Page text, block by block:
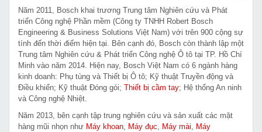
Năm 2011, Bosch khai trương Trung tâm Nghiên cứu và Phát
triển Công nghệ Phần mềm (Công ty TNHH Robert Bosch
Engineering & Business Solutions Việt Nam) với trên 900 cộng sự
tính đến thời điểm hiện tại. Bên cạnh đó, Bosch còn thành lập một
Trung tâm Nghiên cứu & Phát triển Công nghệ Ô tô tại TP. Hồ Chí
Minh vào năm 2014. Hiện nay, Bosch Việt Nam có 6 ngành hàng
kinh doanh: Phụ tùng và Thiết bị Ô tô; Kỹ thuật Truyền động và
Điều khiển; Kỹ thuật Đóng gói; Thiết bị cầm tay; Hệ thống An ninh
và Công nghệ Nhiệt.
Năm 2013, bên cạnh tập trung nghiên cứu và sản xuất các mặt
hàng mũi nhọn như Máy khoan, Máy đục, Máy mài, Máy